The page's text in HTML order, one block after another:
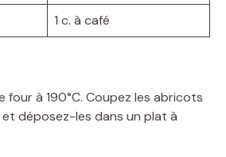
1 c. à café
four à 190°C. Coupez les abricots
déposez-les dans un plat à